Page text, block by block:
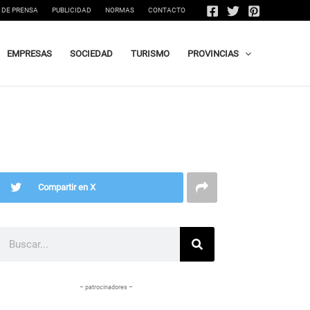
PRENSA PUBLICIDAD NORMAS CONTACTO
EMPRESAS SOCIEDAD TURISMO PROVINCIAS
Compartir en X
– patrocinadores –